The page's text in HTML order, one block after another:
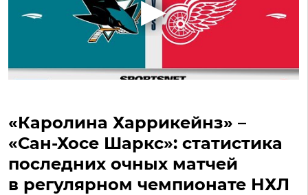
«Каролина Харрикейнз» –
«Сан-Хосе Шаркс»: статистика
последних очных матчей
в регулярном чемпионате НХЛ